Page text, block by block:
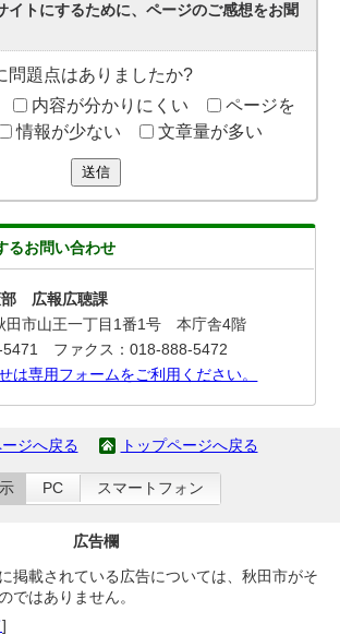
イトにするために、ページのご感想をお聞
問題点はありましたか?
内容が分かりにくい
ページを
情報が少ない 文章量が多い
送信
るお問い合わせ
部 広報広聴課
市山王一丁目1番1号 本庁舎4階
5471 ファクス：018-888-5472
は専用フォームをご利用ください。
ジへ戻る トップページへ戻る
PC スマートフォン
広告欄
掲載されている広告については、秋田市がそ
ではありません。
]